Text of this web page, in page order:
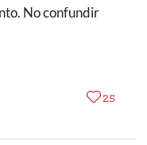
No confundir
25